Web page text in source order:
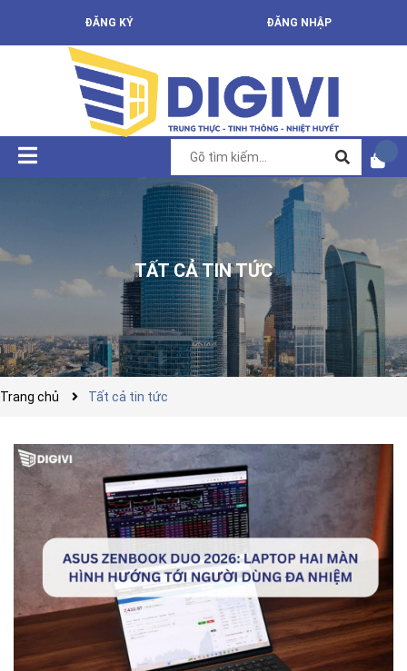
ĐĂNG KÝ ĐĂNG NHẬP
TẤT CẢ TIN TỨC
Trang chủ Tất cả tin tức